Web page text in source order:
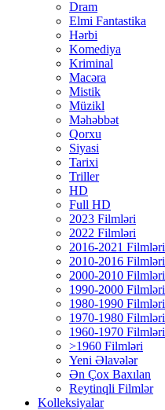
Dram
Elmi Fantastika
Hərbi
Komediya
Kriminal
Macəra
Mistik
Müzikl
Məhəbbət
Qorxu
Siyasi
Tarixi
Triller
HD
Full HD
2023 Filmləri
2022 Filmləri
2016-2021 Filmləri
2010-2016 Filmləri
2000-2010 Filmləri
1990-2000 Filmləri
1980-1990 Filmləri
1970-1980 Filmləri
1960-1970 Filmləri
>1960 Filmləri
Yeni Əlavələr
Ən Çox Baxılan
Reytinqli Filmlər
Kolleksiyalar